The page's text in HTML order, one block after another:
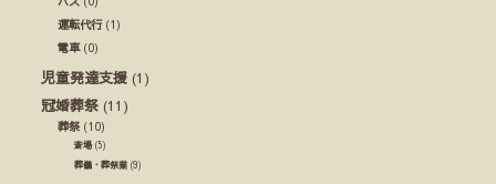
運転代行(1)
電車(0)
児童発達支援 (1)
冠婚葬祭 (11)
葬祭(10)
斎場(5)
葬儀・葬祭業 (9)